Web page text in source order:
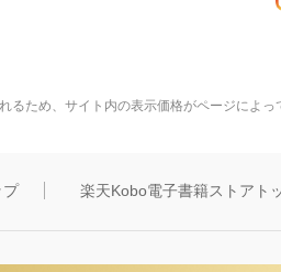
るため、サイト内の表示価格がページによ
プ 楽天Kobo電子書籍ストアト